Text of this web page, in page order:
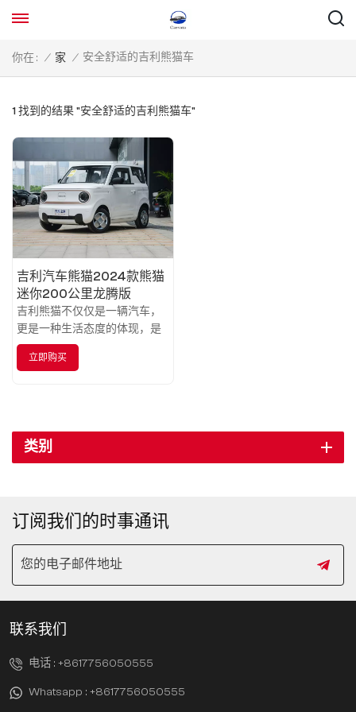
你在 : / 家 / 安全舒适的吉利熊猫车
1 找到的结果 "安全舒适的吉利熊猫车"
吉利汽车熊猫2024款熊猫
迷你200公里龙腾版
吉利熊猫不仅仅是一辆汽车，
更是一种生活态度的体现，是
年轻、活力、时尚与科技的完
美结合。
立即购买
类别
订阅我们的时事通讯
联系我们
电话 : +8617756050555
Whatsapp : +8617756050555